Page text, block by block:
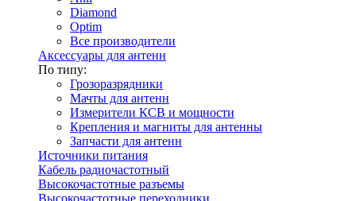
Diamond
Optim
Все производители
Аксессуары для антенн
По типу:
Грозоразрядники
Мачты для антенн
Измерители КСВ и мощности
Крепления и магниты для антенны
Запчасти для антенн
Источники питания
Кабель радиочастотный
Высокочастотные разъемы
Высокочастотные переходники